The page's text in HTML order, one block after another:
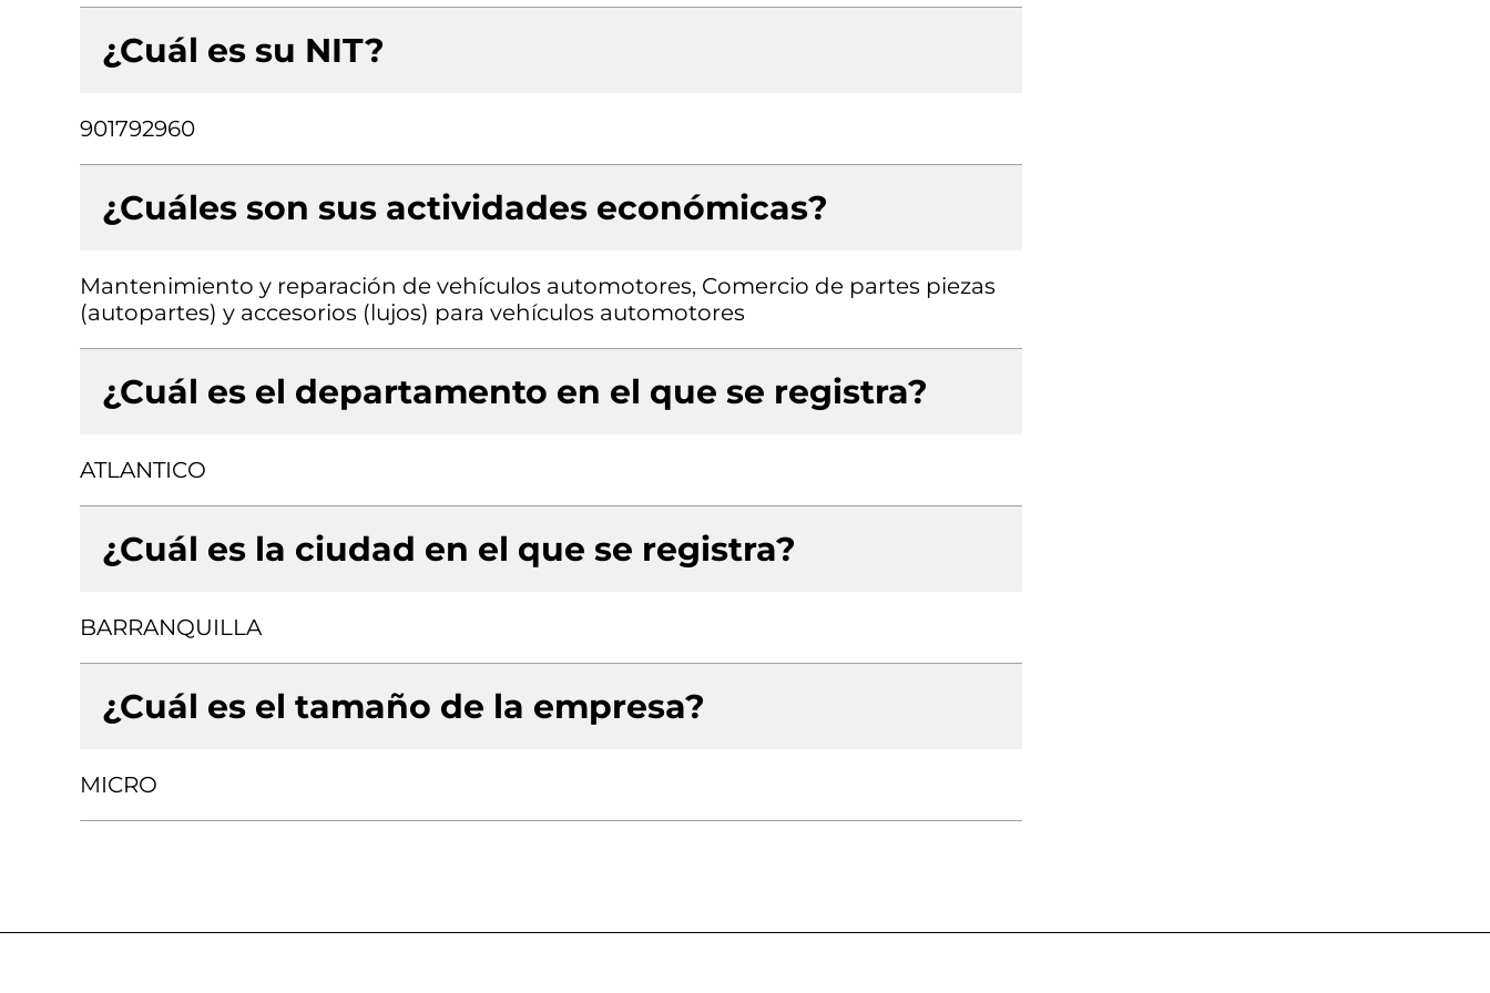
¿Cuál es su NIT?
901792960
¿Cuáles son sus actividades económicas?
Mantenimiento y reparación de vehículos automotores, Comercio de partes piezas
(autopartes) y accesorios (lujos) para vehículos automotores
¿Cuál es el departamento en el que se registra?
ATLANTICO
¿Cuál es la ciudad en el que se registra?
BARRANQUILLA
¿Cuál es el tamaño de la empresa?
MICRO